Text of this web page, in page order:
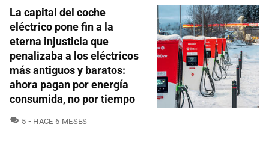
La capital del coche
eléctrico pone fin a la
eterna injusticia que
penalizaba a los eléctricos
más antiguos y baratos:
ahora pagan por energía
consumida, no por tiempo
5 COMENTARIOS
HACE 6 MESES